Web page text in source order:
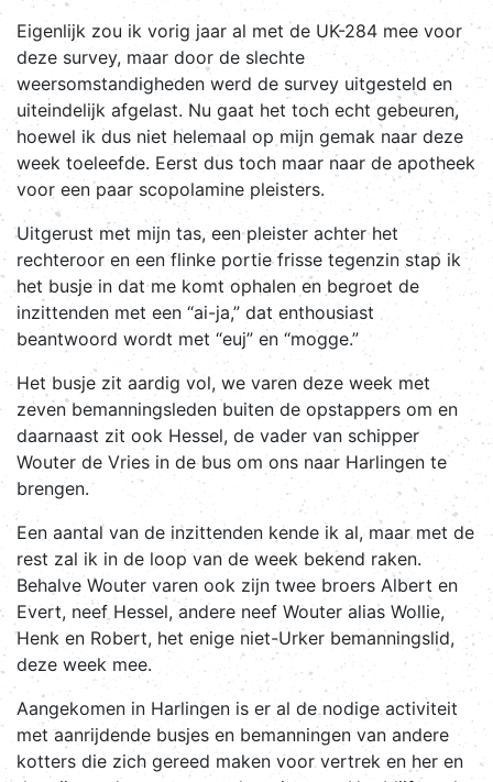
Eigenlijk zou ik vorig jaar al met de UK-284 mee voor
deze survey, maar door de slechte
weersomstandigheden werd de survey uitgesteld en
uiteindelijk afgelast. Nu gaat het toch echt gebeuren,
hoewel ik dus niet helemaal op mijn gemak naar deze
week toeleefde. Eerst dus toch maar naar de apotheek
voor een paar scopolamine pleisters.
Uitgerust met mijn tas, een pleister achter het
rechteroor en een flinke portie frisse tegenzin stap ik
het busje in dat me komt ophalen en begroet de
inzittenden met een “ai-ja,” dat enthousiast
beantwoord wordt met “euj” en “mogge.”
Het busje zit aardig vol, we varen deze week met
zeven bemanningsleden buiten de opstappers om en
daarnaast zit ook Hessel, de vader van schipper
Wouter de Vries in de bus om ons naar Harlingen te
brengen.
Een aantal van de inzittenden kende ik al, maar met de
rest zal ik in de loop van de week bekend raken.
Behalve Wouter varen ook zijn twee broers Albert en
Evert, neef Hessel, andere neef Wouter alias Wollie,
Henk en Robert, het enige niet-Urker bemanningslid,
deze week mee.
Aangekomen in Harlingen is er al de nodige activiteit
met aanrijdende busjes en bemanningen van andere
kotters die zich gereed maken voor vertrek en her en